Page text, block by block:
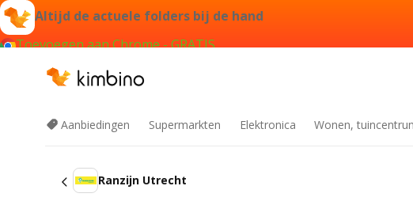
Altijd de actuele folders bij de hand
Toevoegen aan Chrome - GRATIS
Aanbiedingen Supermarkten Elektronica Wonen,
Ranzijn Utrecht